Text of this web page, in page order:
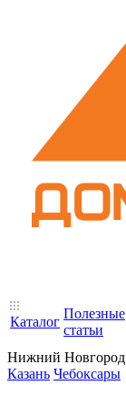
Каталог
Полезные
статьи
Нижний Новгород
Казань Чебоксары